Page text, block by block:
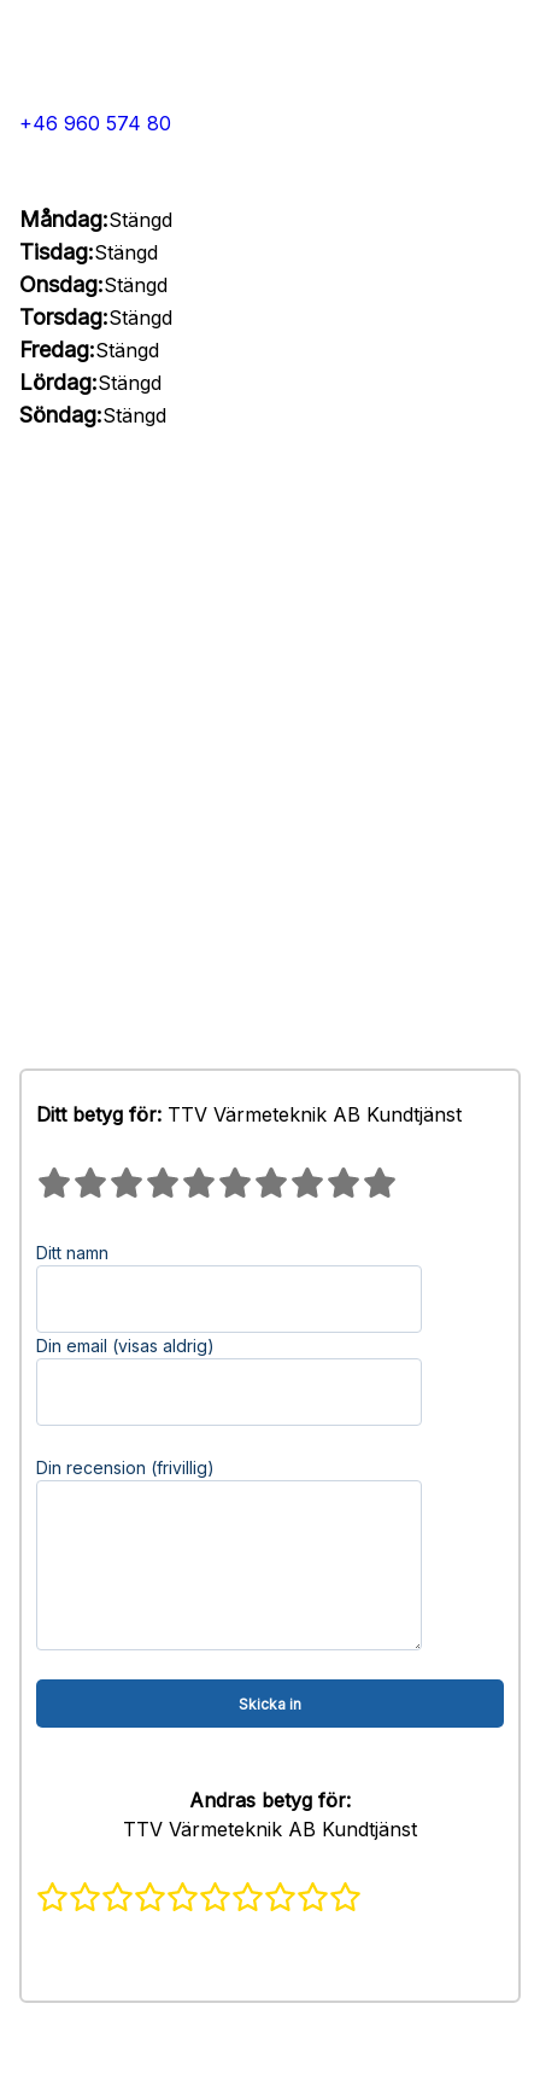
+46 960 574 80
Måndag:Stängd
Tisdag:Stängd
Onsdag:Stängd
Torsdag:Stängd
Fredag:Stängd
Lördag:Stängd
Söndag:Stängd
Ditt betyg för: TTV Värmeteknik AB Kundtjänst
Ditt namn
Din email (visas aldrig)
Din recension (frivillig)
Andras betyg för:
TTV Värmeteknik AB Kundtjänst